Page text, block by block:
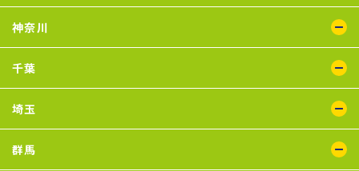
五反田店
氷川台店
瑞江店
神奈川
千葉
埼玉
群馬